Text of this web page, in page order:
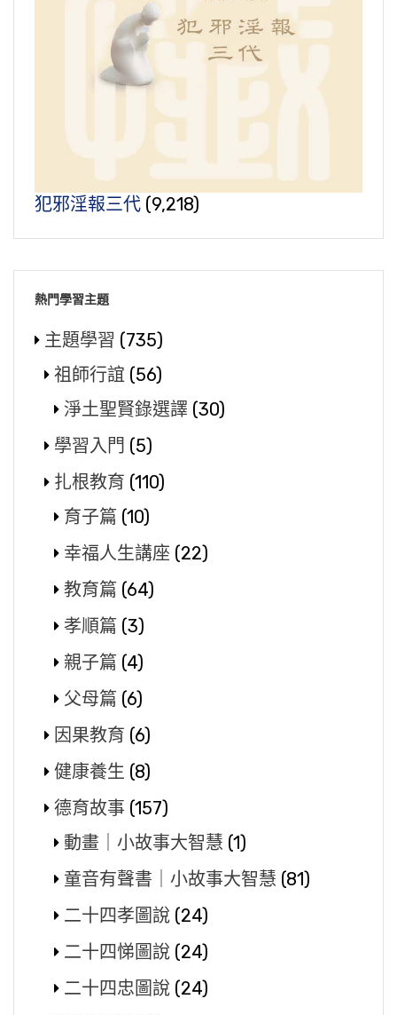
犯邪淫報三代 (9,218)
熱門學習主題
主題學習 (735)
祖師行誼 (56)
淨土聖賢錄選譯 (30)
學習入門 (5)
扎根教育 (110)
育子篇 (10)
幸福人生講座 (22)
教育篇 (64)
孝順篇 (3)
親子篇 (4)
父母篇 (6)
因果教育 (6)
健康養生 (8)
德育故事 (157)
動畫｜小故事大智慧 (1)
童音有聲書｜小故事大智慧 (81)
二十四孝圖說 (24)
二十四悌圖說 (24)
二十四忠圖說 (24)